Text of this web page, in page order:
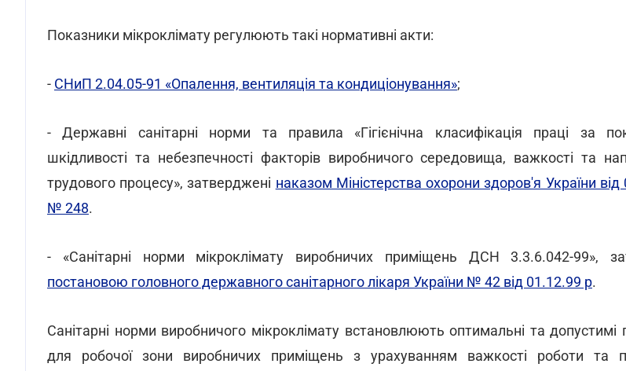
Показники мікроклімату регулюють такі нормативні акти:
- СНиП 2.04.05-91 «Опалення, вентиляція та кондиціонування»;
- Державні санітарні норми та правила «Гігієнічна класифікація праці за
шкідливості та небезпечності факторів виробничого середовища, важкості та
трудового процесу», затверджені наказом Міністерства охорони здоров'я України
№ 248.
- «Санітарні норми мікроклімату виробничих приміщень ДСН 3.3.6.042-99»,
постановою головного державного санітарного лікаря України № 42 від 01.12.99 р.
Санiтарнi норми виробничого мікроклімату встановлюють оптимальні та допустимі
для робочої зони виробничих приміщень з урахуванням важкості роботи та